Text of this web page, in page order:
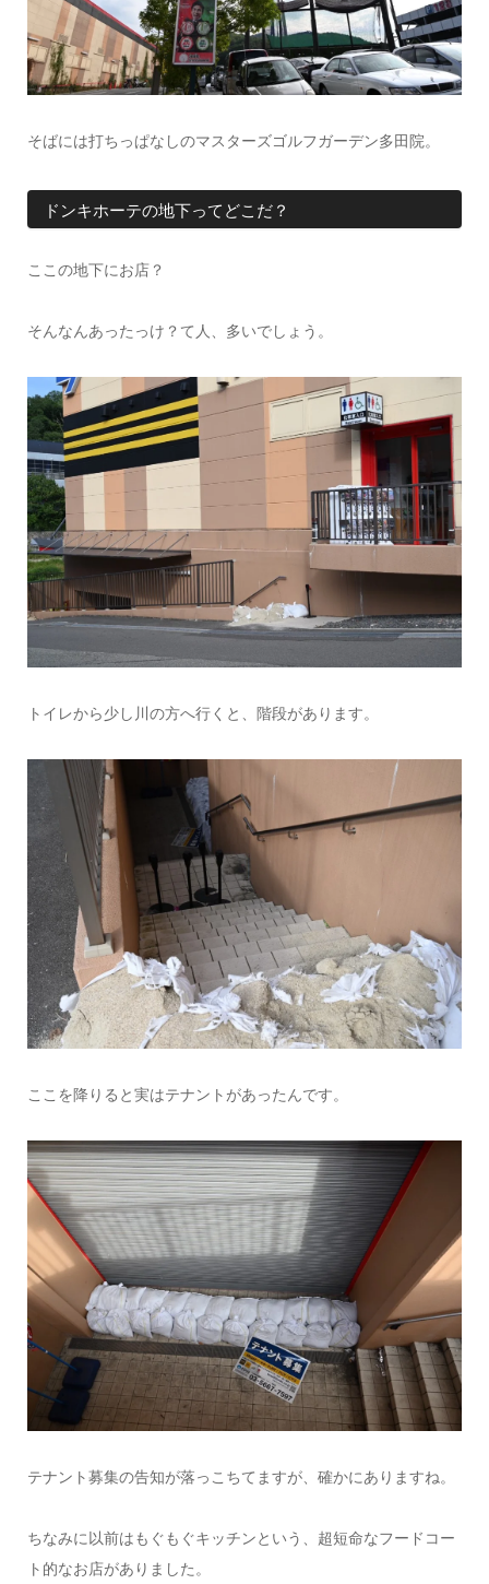
そばには打ちっぱなしのマスターズゴルフガーデン多田院。
ドンキホーテの地下ってどこだ？
ここの地下にお店？
そんなんあったっけ？て人、多いでしょう。
トイレから少し川の方へ行くと、階段があります。
ここを降りると実はテナントがあったんです。
テナント募集の告知が落っこちてますが、確かにありますね。
ちなみに以前はもぐもぐキッチンという、超短命なフードコー
ト的なお店がありました。